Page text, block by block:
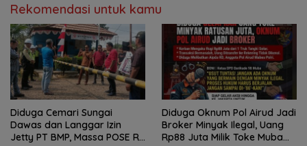
Rekomendasi untuk kamu
Diduga Cemari Sungai
Dawas dan Langgar Izin
Jetty PT BMP, Massa POSE RI
Diduga Oknum Pol Airud Jadi
Broker Minyak Ilegal, Uang
Rp88 Juta Milik Toke Muba